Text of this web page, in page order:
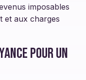
imposables
et aux charges
pour un